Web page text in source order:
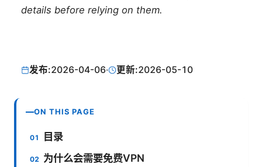
details before relying on them.
发布:2026-04-06· 更新:2026-05-10
ON THIS PAGE
目录
为什么会需要免费VPN